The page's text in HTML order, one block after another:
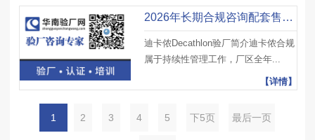
2026年长期合规咨询配套售后迪卡侬验厂辅导公司攻略
迪卡侬Decathlon验厂简介迪卡侬合规
属于持续性管理工作，厂区全年...
【详情】
1 2 3 4 5 下5页 最后一页